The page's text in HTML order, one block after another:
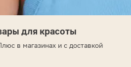
для красоты
в магазинах и с доставкой